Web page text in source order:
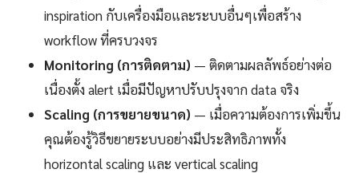
inspiration กับเครื่องมือและระบบอื่นๆเพื่อสร้าง
workflow ที่ครบวงจร
Monitoring (การติดตาม) — ติดตามผลลัพธ์อย่างต่อ
เนื่องตั้ง alert เมื่อมีปัญหาปรับปรุงจาก data จริง
Scaling (การขยายขนาด) — เมื่อความต้องการเพิ่มขึ้น
คุณต้องรู้วิธีขยายระบบอย่างมีประสิทธิภาพทั้ง
horizontal scaling และ vertical scaling